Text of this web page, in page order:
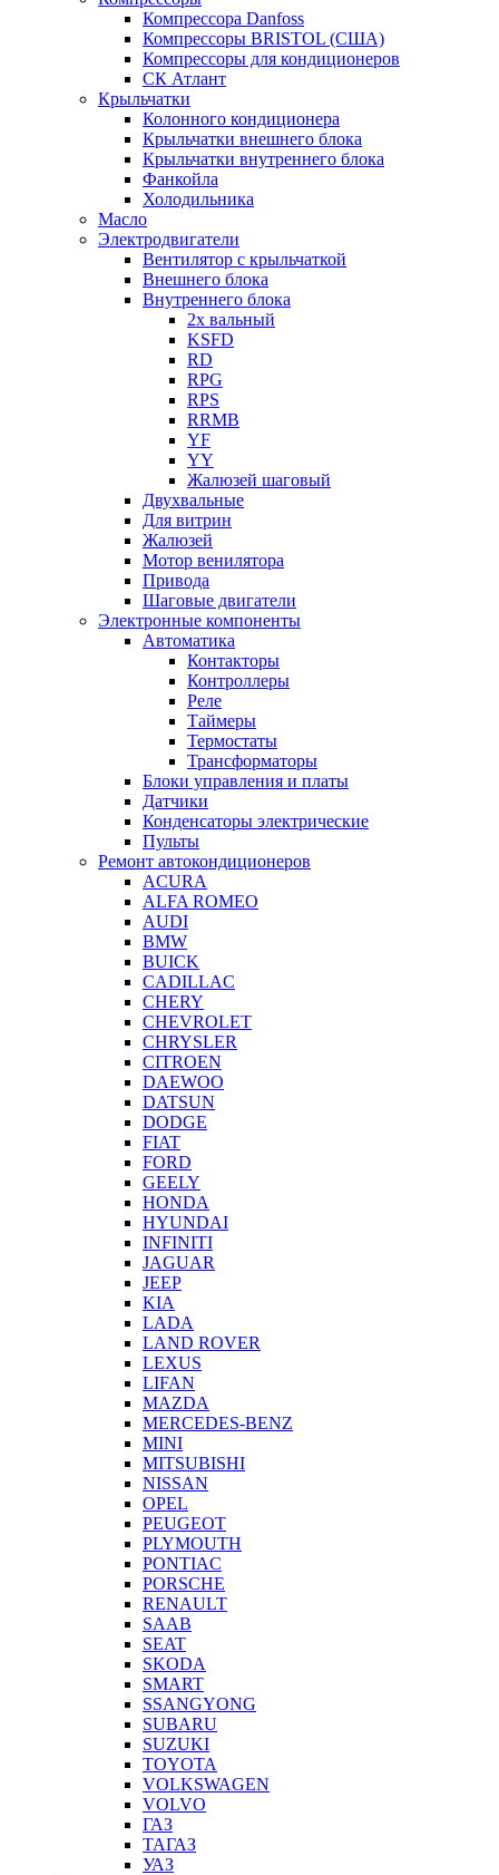
Компрессора Danfoss
Компрессоры BRISTOL (США)
Компрессоры для кондиционеров
СК Атлант
Крыльчатки
Колонного кондиционера
Крыльчатки внешнего блока
Крыльчатки внутреннего блока
Фанкойла
Холодильника
Масло
Электродвигатели
Вентилятор с крыльчаткой
Внешнего блока
Внутреннего блока
2х вальный
KSFD
RD
RPG
RPS
RRMB
YF
YY
Жалюзей шаговый
Двухвальные
Для витрин
Жалюзей
Мотор венилятора
Привода
Шаговые двигатели
Электронные компоненты
Автоматика
Контакторы
Контроллеры
Реле
Таймеры
Термостаты
Трансформаторы
Блоки управления и платы
Датчики
Конденсаторы электрические
Пульты
Ремонт автокондиционеров
ACURA
ALFA ROMEO
AUDI
BMW
BUICK
CADILLAC
CHERY
CHEVROLET
CHRYSLER
CITROEN
DAEWOO
DATSUN
DODGE
FIAT
FORD
GEELY
HONDA
HYUNDAI
INFINITI
JAGUAR
JEEP
KIA
LADA
LAND ROVER
LEXUS
LIFAN
MAZDA
MERCEDES-BENZ
MINI
MITSUBISHI
NISSAN
OPEL
PEUGEOT
PLYMOUTH
PONTIAC
PORSCHE
RENAULT
SAAB
SEAT
SKODA
SMART
SSANGYONG
SUBARU
SUZUKI
TOYOTA
VOLKSWAGEN
VOLVO
ГАЗ
ТАГАЗ
УАЗ